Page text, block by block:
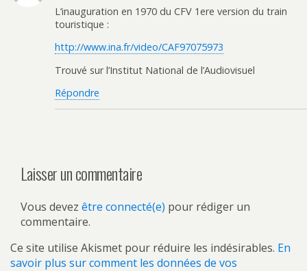
L’inauguration en 1970 du CFV 1ere version du train
touristique :
http://www.ina.fr/video/CAF97075973
Trouvé sur l’Institut National de l’Audiovisuel
Répondre
Laisser un commentaire
Vous devez être connecté(e) pour rédiger un
commentaire.
Ce site utilise Akismet pour réduire les indésirables. En
savoir plus sur comment les données de vos